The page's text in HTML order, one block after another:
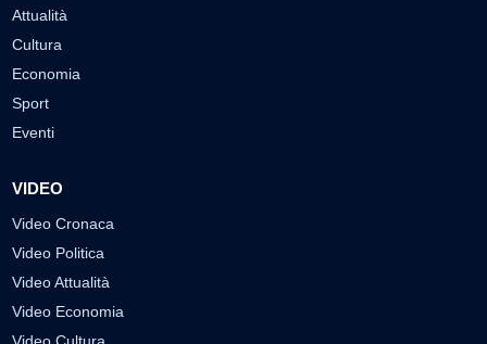
Attualità
Cultura
Economia
Sport
Eventi
VIDEO
Video Cronaca
Video Politica
Video Attualità
Video Economia